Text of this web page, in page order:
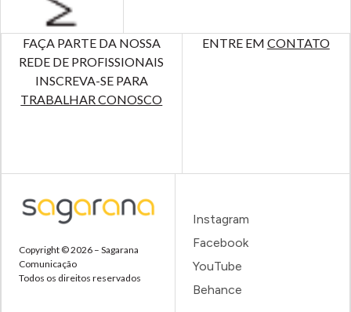
FAÇA PARTE DA NOSSA
REDE DE PROFISSIONAIS
INSCREVA-SE PARA
TRABALHAR CONOSCO
ENTRE EM CONTATO
Copyright © 2026 – Sagarana
Comunicação
Todos os direitos reservados
Instagram
Facebook
YouTube
Behance